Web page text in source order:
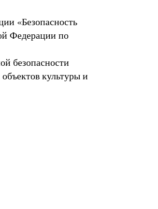
«Безопасность
Федерации по
безопасности
культуры и